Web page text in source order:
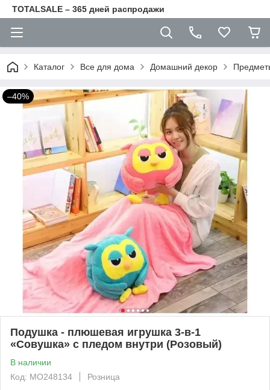
TOTALSALE – 365 дней распродажи
Каталог Все для дома Домашний декор
–40%
Подушка - плюшевая игрушка 3-в-1
«Совушка» с пледом внутри (Розовый)
В наличии
Код: MO248134
Розница